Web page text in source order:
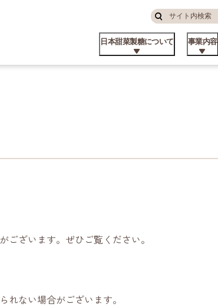
サ
イ
ト
内
検
索
す
日本甜菜製糖について 事業内容
ございます。ぜひご覧ください。
れない場合がございます。